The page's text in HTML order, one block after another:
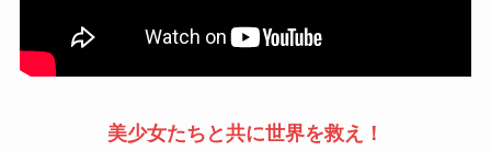
美少女たちと共に世界を救え！